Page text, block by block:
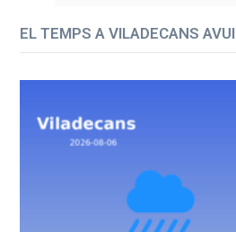
EL TEMPS A VILADECANS AVUI